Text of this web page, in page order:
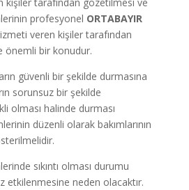
profesyonel ORTABAYIR
veren kişiler tarafından
önemli bir konudur.
güvenli bir şekilde durmasına
sorunsuz bir şekilde
olması halinde durması
düzenli olarak bakımlarının
sıkıntı olması durumu
etkilenmesine neden olacaktır.